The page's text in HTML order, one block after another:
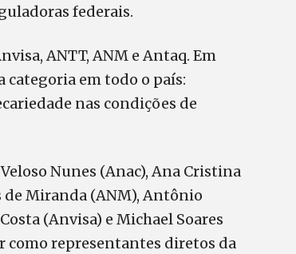
federais.
ANTT, ANM e Antaq. Em
em todo o país:
nas condições de
Nunes (Anac), Ana Cristina
Miranda (ANM), Antônio
(Anvisa) e Michael Soares
como representantes diretos da